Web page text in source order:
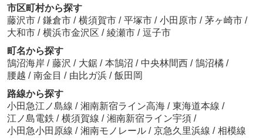
市区町村から探す
藤沢市 / 鎌倉市 / 横須賀市 / 平塚市 / 小田原市 / 茅ヶ崎市 /
大和市 / 横浜市金沢区 / 綾瀬市 / 逗子市
町名から探す
鵠沼海岸 / 藤沢 / 大鋸 / 本鵠沼 / 中央林間西 / 鵠沼橘 /
腰越 / 南金目 / 由比ガ浜 / 飯田岡
路線から探す
小田急江ノ島線 / 湘南新宿ライン高海 / 東海道本線 /
江ノ島電鉄 / 横須賀線 / 湘南新宿ライン宇須 /
小田急小田原線 / 湘南モノレール / 京急久里浜線 / 相模線